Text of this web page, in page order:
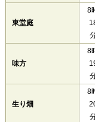
東堂庭
8
味方
8
生り畑
8